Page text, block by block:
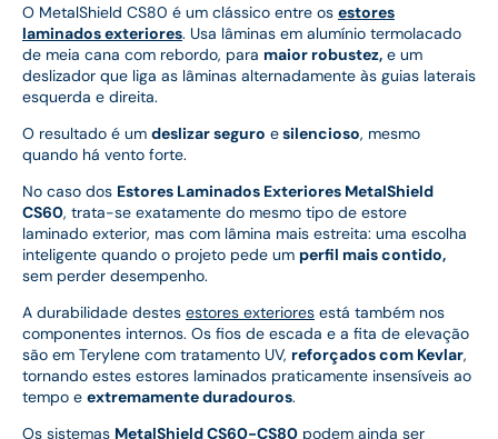
O MetalShield CS80 é um clássico entre os estores
laminados exteriores. Usa lâminas em alumínio termolacado
de meia cana com rebordo, para maior robustez, e um
deslizador que liga as lâminas alternadamente às guias laterais
esquerda e direita.
O resultado é um deslizar seguro esilencioso, mesmo
quando há vento forte.
No caso dos Estores Laminados Exteriores MetalShield
CS60, trata-se exatamente do mesmo tipo de estore
laminado exterior, mas com lâmina mais estreita: uma escolha
inteligente quando o projeto pede um perfil mais contido,
sem perder desempenho.
A durabilidade destes estores exteriores está também nos
componentes internos. Os fios de escada e a fita de elevação
são em Terylene com tratamento UV, reforçados com Kevlar,
tornando estes estores laminados praticamente insensíveis ao
tempo e extremamente duradouros.
Os sistemas MetalShield CS60-CS80 podem ainda ser